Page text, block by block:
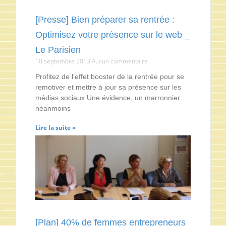
[Presse] Bien préparer sa rentrée :
Optimisez votre présence sur le web _
Le Parisien
10 septembre 2013 Aucun commentaire
Profitez de l’effet booster de la rentrée pour se
remotiver et mettre à jour sa présence sur les
médias sociaux Une évidence, un marronnier…
néanmoins
Lire la suite »
[Plan] 40% de femmes entrepreneurs